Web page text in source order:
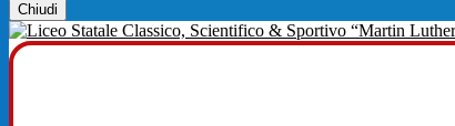
Chiudi